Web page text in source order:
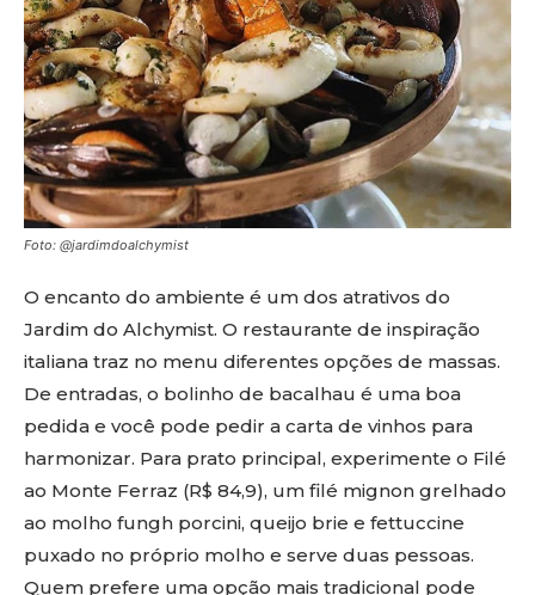
Foto: @jardimdoalchymist
O encanto do ambiente é um dos atrativos do
Jardim do Alchymist. O restaurante de inspiração
italiana traz no menu diferentes opções de massas.
De entradas, o bolinho de bacalhau é uma boa
pedida e você pode pedir a carta de vinhos para
harmonizar. Para prato principal, experimente o Filé
ao Monte Ferraz (R$ 84,9), um filé mignon grelhado
ao molho fungh porcini, queijo brie e fettuccine
puxado no próprio molho e serve duas pessoas.
Quem prefere uma opção mais tradicional pode